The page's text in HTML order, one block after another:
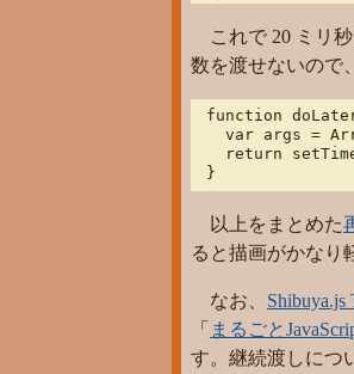
これで 20 ミリ
数を渡せないので
function
var args =
return
}
以上をまとめた
ると描画がかなり
なお、 Shibuya.js
「 まるごと
す。継続渡しにつ